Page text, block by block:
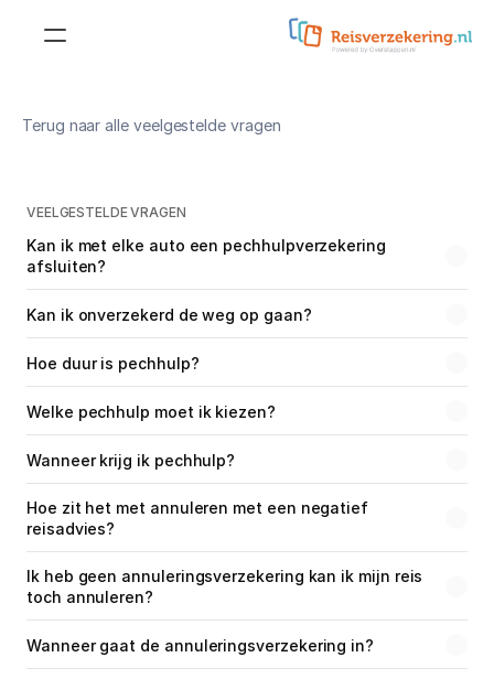
Terug naar alle veelgestelde vragen
VEELGESTELDE VRAGEN
Kan ik met elke auto een pechhulpverzekering
afsluiten?
Kan ik onverzekerd de weg op gaan?
Hoe duur is pechhulp?
Welke pechhulp moet ik kiezen?
Wanneer krijg ik pechhulp?
Hoe zit het met annuleren met een negatief
reisadvies?
Ik heb geen annuleringsverzekering kan ik mijn reis
toch annuleren?
Wanneer gaat de annuleringsverzekering in?
Doorlopende
Kortlopende reisverzekering
studenten
Doorlopende
ouderen
Kortlopende
annuleringsverzekering
Annuleringsverzekering
Aanvullende dekkingen
Medische reisverzekering
Bagage verzekering
Gevaarlijke sporten
Ongevallendekking